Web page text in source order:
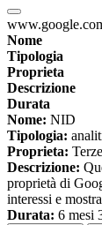
Nome
Tipologia
Proprieta
Descrizione
Durata
Nome: NID
Tipologia:
Proprieta:
Descrizione:
proprietà di
interessi e
Durata: 6 mesi